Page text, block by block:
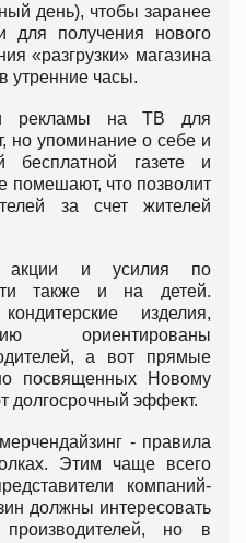
день), чтобы заранее
для получения нового
«разгрузки» магазина
утренние часы.
рекламы на ТВ для
но упоминание о себе и
газете и
помешают, что позволит
за счет жителей
акции и усилия по
также и на детей.
изделия,
ориентированы
а вот прямые
посвященных Новому
долгосрочный эффект.
- правила
Этим чаще всего
компаний-
должны интересовать
но в